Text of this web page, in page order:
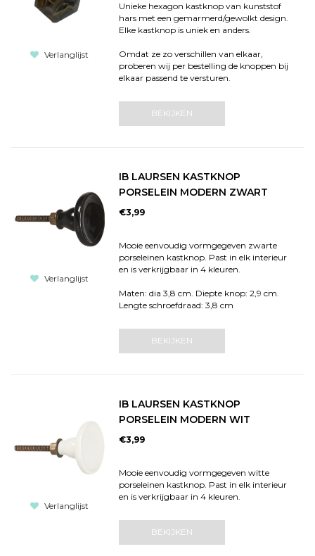
Verlanglijst
Unieke hexagon kastknop van kunststof
hars met een gemarmerd/gewolkt design.
Elke kastknop is uniek en anders.
Omdat ze zo verschillen van elkaar,
proberen wij per bestelling de knoppen bij
elkaar passend te versturen.
BEKIJKEN
Verlanglijst
IB LAURSEN KASTKNOP
PORSELEIN MODERN ZWART
€3,99
Mooie eenvoudig vormgegeven zwarte
porseleinen kastknop. Past in elk interieur
en is verkrijgbaar in 4 kleuren.
Maten: dia 3,8 cm. Diepte knop: 2,9 cm.
Lengte schroefdraad: 3,8 cm
BEKIJKEN
Verlanglijst
IB LAURSEN KASTKNOP
PORSELEIN MODERN WIT
€3,99
Mooie eenvoudig vormgegeven witte
porseleinen kastknop. Past in elk interieur
en is verkrijgbaar in 4 kleuren.
BEKIJKEN